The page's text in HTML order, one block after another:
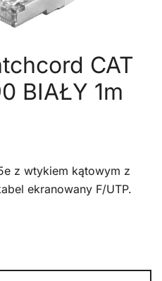
CAT
BIAŁY 1m
z wtykiem kątowym z
ekranowany F/UTP.